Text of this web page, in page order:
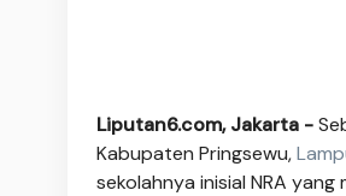
Liputan6.com, Jakarta -
Kabupaten Pringsewu,
sekolahnya inisial NRA